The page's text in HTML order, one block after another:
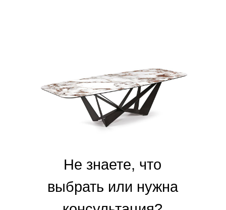
Не знаете, что
выбрать или нужна